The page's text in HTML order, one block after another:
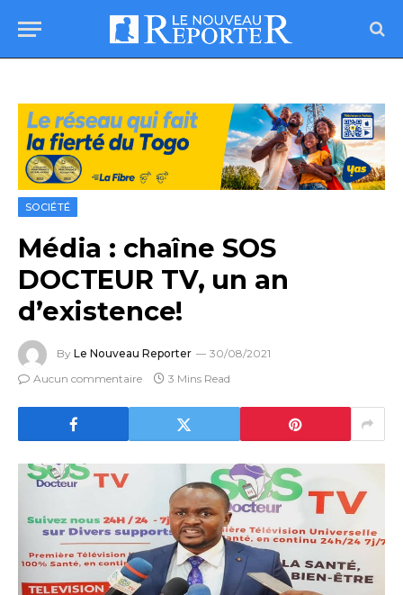
SOCIÉTÉ
Média : chaîne SOS
DOCTEUR TV, un an
d’existence!
By Le Nouveau Reporter
30/08/2021
Aucun commentaire
3 Mins Read